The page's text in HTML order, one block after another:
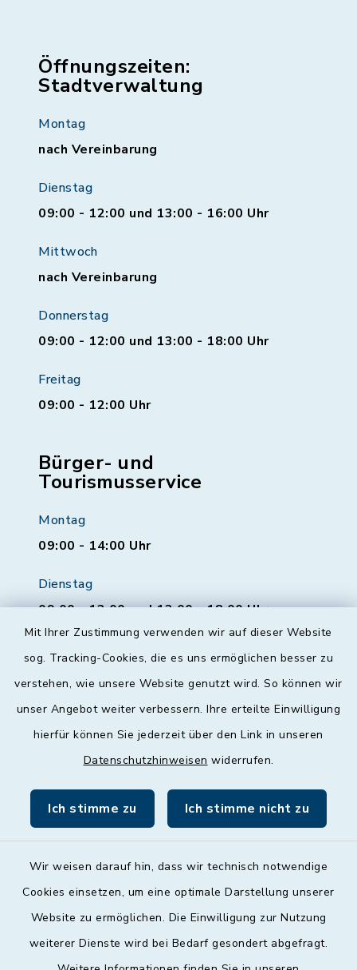
Mit Ihrer Zustimmung verwenden wir auf dieser Website
sog. Tracking-Cookies, die es uns ermöglichen besser zu
verstehen, wie unsere Website genutzt wird. So können wir
unser Angebot weiter verbessern. Ihre erteilte Einwilligung
hierfür können Sie jederzeit über den Link in unseren
Datenschutzhinweisen widerrufen.
Ich stimme zu Ich stimme nicht zu
Wir weisen darauf hin, dass wir technisch notwendige
Cookies einsetzen, um eine optimale Darstellung unserer
Website zu ermöglichen. Die Einwilligung zur Nutzung
weiterer Dienste wird bei Bedarf gesondert abgefragt.
Öffnungszeiten:
Stadtverwaltung
Montag
nach Vereinbarung
Dienstag
09:00 - 12:00 und 13:00 - 16:00 Uhr
Mittwoch
nach Vereinbarung
Donnerstag
09:00 - 12:00 und 13:00 - 18:00 Uhr
Freitag
09:00 - 12:00 Uhr
Bürger- und
Tourismusservice
Montag
09:00 - 14:00 Uhr
Dienstag
09:00 - 12:00 und 13:00 - 18:00 Uhr
Donnerstag
09:00 - 12:00 und 13:00 - 18:00 Uhr
09:00 - 12:00 Uhr